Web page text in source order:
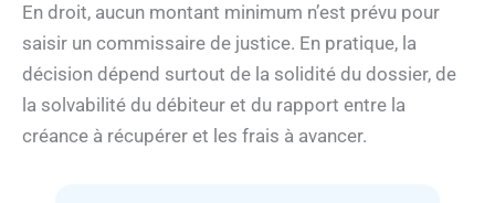
En droit, aucun montant minimum n’est prévu pour
saisir un commissaire de justice. En pratique, la
décision dépend surtout de la solidité du dossier, de
la solvabilité du débiteur et du rapport entre la
créance à récupérer et les frais à avancer.